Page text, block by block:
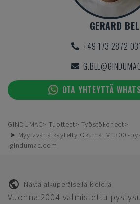
GERARD BEL
+49 173 2872 031
OTA YHTEYTTÄ
GINDUMAC Tuotteet
Työstökoneet
➤ Myytävänä käytetty Okuma LVT300 -
gindumac.com
Näytä alkuperäisellä kielellä
Vuonna 2004 valmistettu